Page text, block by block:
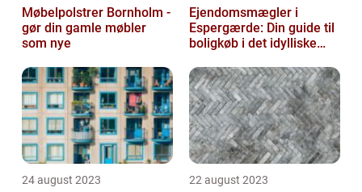
Møbelpolstrer Bornholm -
gør din gamle møbler
som nye
Ejendomsmægler i
Espergærde: Din guide til
boligkøb i det idylliske
24 august 2023 22 august 2023